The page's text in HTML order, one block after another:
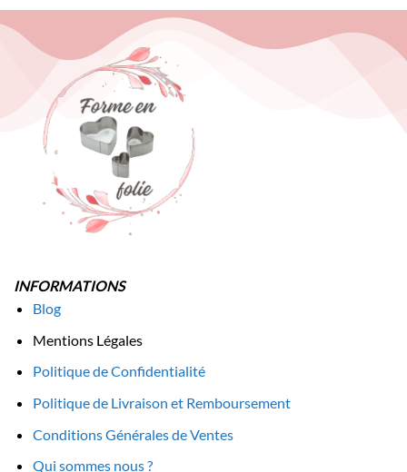
INFORMATIONS
Blog
Mentions Légales
Politique de Confidentialité
Politique de Livraison et Remboursement
Conditions Générales de Ventes
Qui sommes nous ?